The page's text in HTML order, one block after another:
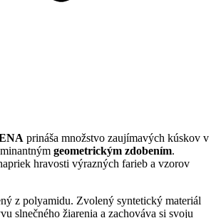
prináša množstvo zaujímavých kúskov v
geometrickým zdobením.
hravosti výrazných farieb a vzorov
z polyamidu. Zvolený syntetický materiál
slnečného žiarenia a zachováva si svoju